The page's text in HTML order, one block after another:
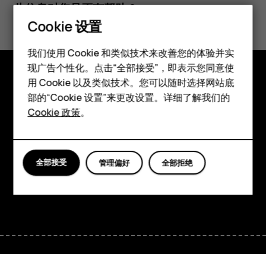
智能手机
经典手机
配件
平板电脑
此信息对您是否有帮助？
探索
关于
Planet and people
支持
Cookie 设置
我们使用 Cookie 和类似技术来改善您的体验并实
现广告个性化。点击“全部接受”，即表示您同意使
用 Cookie 以及类似技术。您可以随时选择网站底
部的“Cookie 设置”来更改设置。详细了解我们的
Cookie 政策。
全部拒绝
管理偏好
全部接受